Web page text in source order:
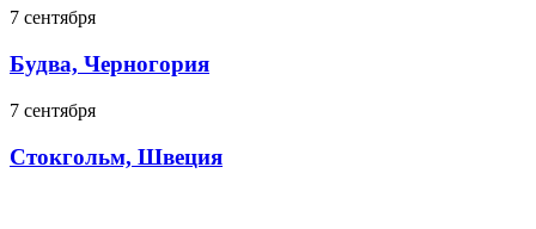
7 сентября
Будва, Черногория
7 сентября
Стокгольм, Швеция